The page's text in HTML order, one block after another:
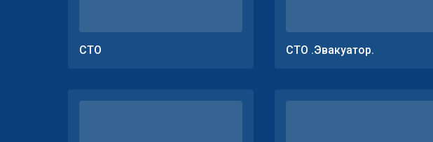
СТО СТО .Эвакуатор.